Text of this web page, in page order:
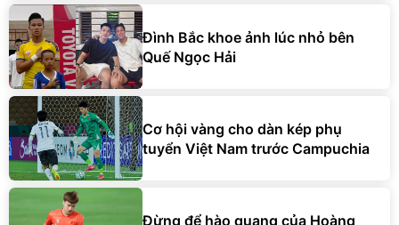
Đình Bắc khoe ảnh lúc nhỏ bên
Quế Ngọc Hải
Cơ hội vàng cho dàn kép phụ
tuyển Việt Nam trước Campuchia
Đừng để hào quang của Hoàng